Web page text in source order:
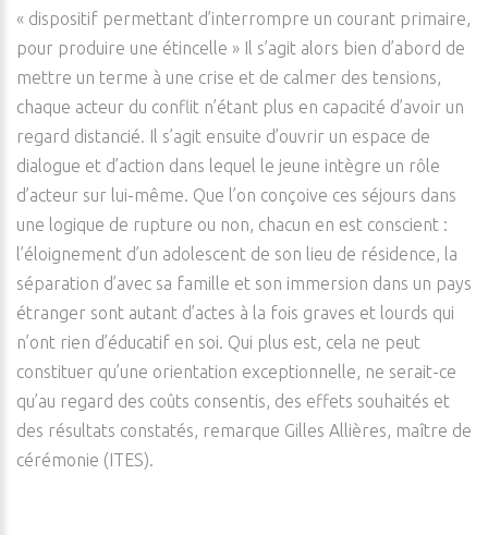
« dispositif permettant d’interrompre un courant primaire,
pour produire une étincelle » Il s’agit alors bien d’abord de
mettre un terme à une crise et de calmer des tensions,
chaque acteur du conflit n’étant plus en capacité d’avoir un
regard distancié. Il s’agit ensuite d’ouvrir un espace de
dialogue et d’action dans lequel le jeune intègre un rôle
d’acteur sur lui-même. Que l’on conçoive ces séjours dans
une logique de rupture ou non, chacun en est conscient :
l’éloignement d’un adolescent de son lieu de résidence, la
séparation d’avec sa famille et son immersion dans un pays
étranger sont autant d’actes à la fois graves et lourds qui
n’ont rien d’éducatif en soi. Qui plus est, cela ne peut
constituer qu’une orientation exceptionnelle, ne serait-ce
qu’au regard des coûts consentis, des effets souhaités et
des résultats constatés, remarque Gilles Allières, maître de
cérémonie (ITES).